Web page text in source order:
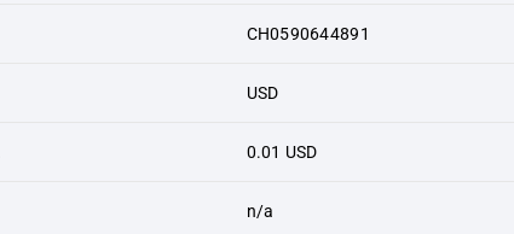
CH0590644891
USD
0.01 USD
n/a